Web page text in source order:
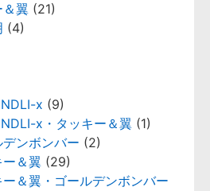
＆翼 (21)
(4)
x (9)
x・タッキー＆翼 (1)
ンボンバー (2)
＆翼 (29)
＆翼・ゴールデンボンバー